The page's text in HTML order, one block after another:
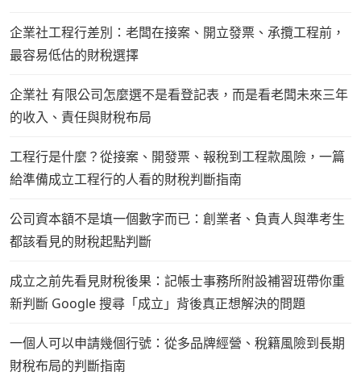
企業社工程行差別：老闆在接案、開立發票、承攬工程前，
最容易低估的財稅選擇
企業社 有限公司怎麼選不是看登記表，而是看老闆未來三年
的收入、責任與財稅布局
工程行是什麼？從接案、開發票、報稅到工程款風險，一篇
給準備成立工程行的人看的財稅判斷指南
公司資本額不是填一個數字而已：創業者、負責人與準考生
都該看見的財稅起點判斷
成立之前先看見財稅後果：記帳士事務所附設補習班帶你重
新判斷 Google 搜尋「成立」背後真正想解決的問題
一個人可以申請幾個行號：從多品牌經營、稅籍風險到長期
財稅布局的判斷指南